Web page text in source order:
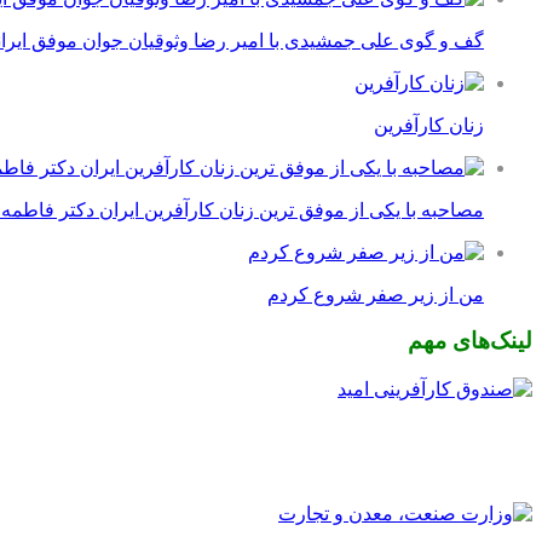
گف و گوی علی جمشیدی با امیر رضا وثوقیان جوان موفق
زنان کارآفرین
مصاحبه با یکی از موفق ترین زنان کارآفرین ایران دکتر
من از زیر صفر شروع کردم
لینک‌های مهم